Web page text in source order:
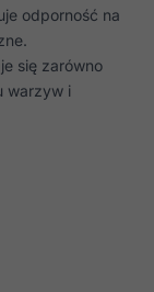
odporność na
się zarówno
warzyw i